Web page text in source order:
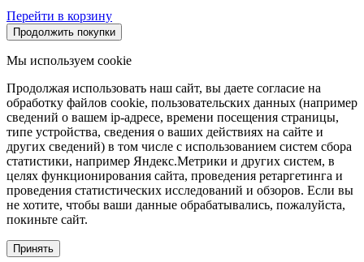
Перейти в корзину
Продолжить покупки
Мы используем cookie
Продолжая использовать наш сайт, вы даете согласие на
обработку файлов cookie, пользовательских данных (например
сведений о вашем ip-адресе, времени посещения страницы,
типе устройства, сведения о ваших действиях на сайте и
других сведений) в том числе с использованием систем сбора
статистики, например Яндекс.Метрики и других систем, в
целях функционирования сайта, проведения ретаргетинга и
проведения статистических исследований и обзоров. Если вы
не хотите, чтобы ваши данные обрабатывались, пожалуйста,
покиньте сайт.
Принять